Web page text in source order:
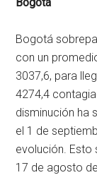
Bogotá
con un
3037,6, para
4274,4
disminución ha
el 1 de
evolución. Esto
17 de agosto